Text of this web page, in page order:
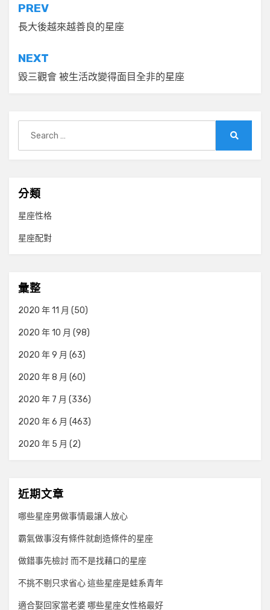
文
章
導
覽
PREV
長大後越來越善良的星座
NEXT
毀三觀會 被生活改變得面目全非的星座
for:
分類
星座性格
星座配對
彙整
2020 年 11 月 (50)
2020 年 10 月 (98)
2020 年 9 月 (63)
2020 年 8 月 (60)
2020 年 7 月 (336)
2020 年 6 月 (463)
2020 年 5 月 (2)
近期文章
哪些星座男做事情最讓人放心
霸氣做事沒有條件就創造條件的星座
做錯事先檢討 而不是找藉口的星座
不挑不剔只求省心 這些星座是蛙系青年
適合娶回家當老婆 哪些星座女性格最好